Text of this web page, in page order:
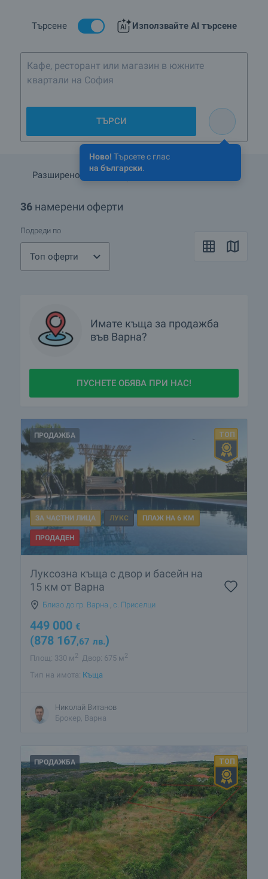
по-надолу ще получите подробна информация и за всички
други видове имоти, които предлагаме близо до Варна.
Ако искате да получите повече информация, моля обърнете
се към вашия брокер, чийто контакти се намират под
снимките на имота. Също така можете да попитате за съвет
относно това дали къщи и районът, в който се намира, са
жизнен стандарт, достъпа до транспорт и удобства и да
получите допълнителна информация, ако решите да отдавате
имота под наем или да го препродадете на изгодна цена.
Надяваме се, че нашите оферти на къщи за продажба и под
наем близо до Варна ще отговорят на вашите нужди. Ако
имате въпроси, моля свържете се с нас.
Търсене Използвайте AI търсене
Ново! Търсете с глас
на български.
ТЪРСИ
Разширено търсене
36 намерени оферти
Подреди по
Топ оферти
Имате къща за продажба
във Варна?
ПУСНЕТЕ ОБЯВА ПРИ НАС!
ПРОДАЖБА
ЗА ЧАСТНИ ЛИЦА ЛУКС ПЛАЖ НА 6 КМ
ПРОДАДЕН
Луксозна къща с двор и басейн на
15 км от Варна
Близо до гр. Варна с. Приселци
449 000 €
(878 167,67 лв.)
Площ: 330 м 2 Двор: 675 м 2
Тип на имота: Къща
Николай Витанов
Брокер, Варна
ПРОДАЖБА